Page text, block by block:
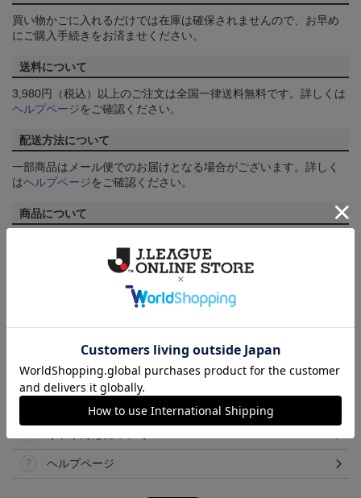
買い物かごに入れるだけでは在庫は確保されませんので、お早め
にご購入手続きをお済ませください。
送料について
3,980円（税込）以上のご注文は全国一律送料無料です。詳しくは
ヘルプページをご確認ください。
配送方法について
一部商品はメール便でのお届けとなる場合がございます。詳しく
はヘルプページをご確認ください。
商品について
商品画像は、お使いのパソコンのモニターおよびスマートフォン
のメーカー・機種・画面設定等により、実際の商品の色と異なっ
て見える場合がございます。あらかじめご了承ください。
取り扱い商品によっては、パッケージやデザインなどの仕様が予
告なく変更になることがございます。
その他
決済について
ヘルプページ